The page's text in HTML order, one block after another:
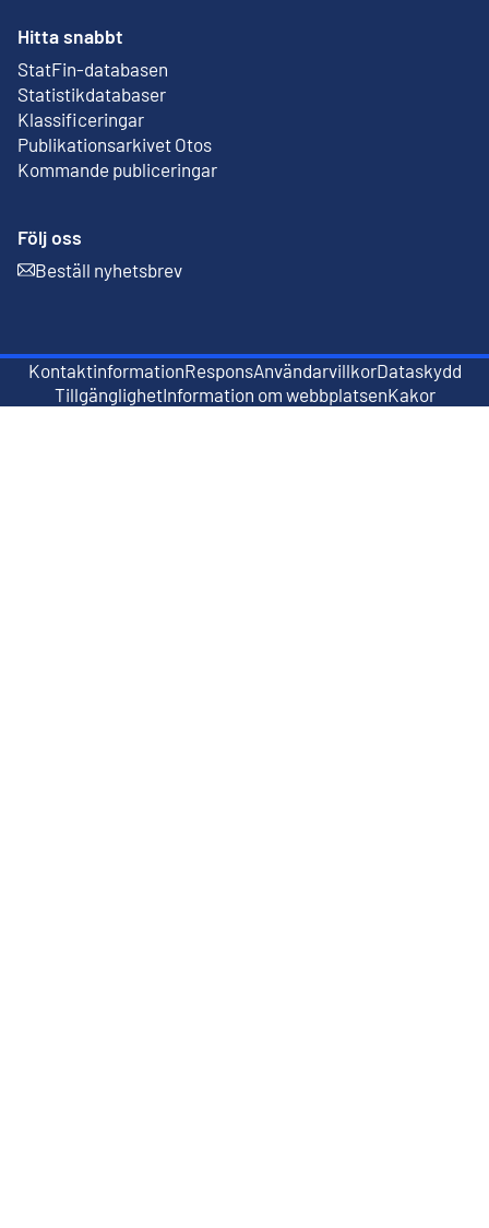
Hitta snabbt
StatFin-databasen
Extern länk
Statistikdatabaser
Klassificeringar
Publikationsarkivet Otos
Extern länk
Kommande publiceringar
Följ oss
Beställ nyhetsbrev
Extern länk
KontaktinformationRespons
Extern länk
Användarvillkor
Extern länk
Dataskydd
Tillgänglighet
Extern länk
Information om webbplatsen
Extern länk
Kakor
Extern länk